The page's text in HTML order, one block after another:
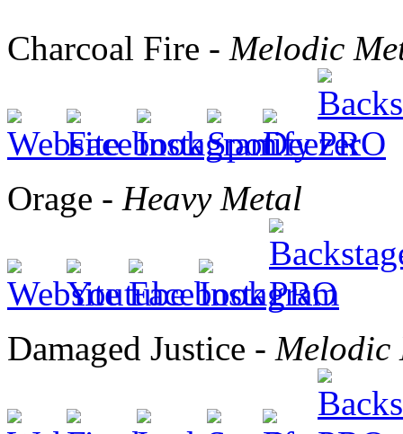
Charcoal Fire - Melodic
Orage - Heavy Metal
Damaged Justice - Melodic